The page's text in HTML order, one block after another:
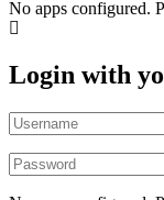
No apps configured.
Login with